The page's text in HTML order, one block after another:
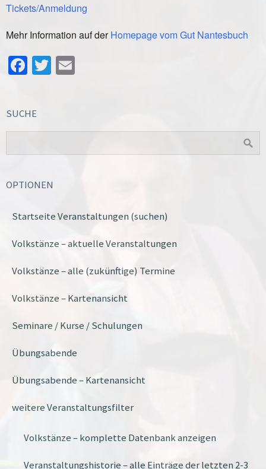
Tickets/Anmeldung
Mehr Information auf derHomepage vom Gut Nantesbuch
Facebook
Twitter
SUCHE
OPTIONEN
Startseite Veranstaltungen (suchen)
Volkstänze – aktuelle Veranstaltungen
Volkstänze – alle (zukünftige) Termine
Volkstänze – Kartenansicht
Seminare / Kurse / Schulungen
Übungsabende
Übungsabende – Kartenansicht
weitere Veranstaltungsfilter
Volkstänze – komplette Datenbank anzeigen
Veranstaltungshistorie – alle Einträge der letzten 2-3